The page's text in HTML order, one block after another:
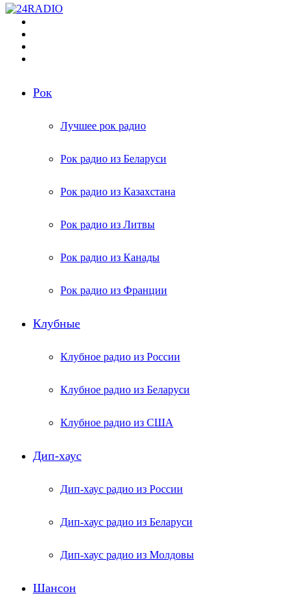
Рок
Лучшее рок радио
Рок радио из Беларуси
Рок радио из Казахстана
Рок радио из Литвы
Рок радио из Канады
Рок радио из Франции
Клубные
Клубное радио из России
Клубное радио из Беларуси
Клубное радио из США
Дип-хаус
Дип-хаус радио из России
Дип-хаус радио из Беларуси
Дип-хаус радио из Молдовы
Шансон